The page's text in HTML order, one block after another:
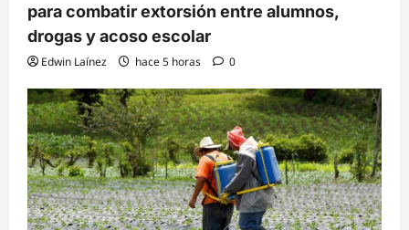
para combatir extorsión entre alumnos,
drogas y acoso escolar
Edwin Laínez hace 5 horas 0